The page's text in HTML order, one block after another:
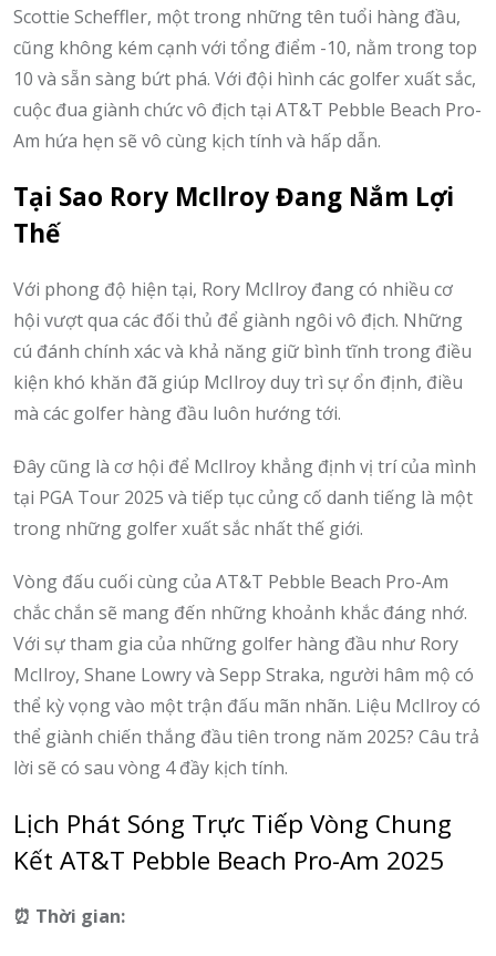
Scottie Scheffler, một trong những tên tuổi hàng đầu,
cũng không kém cạnh với tổng điểm -10, nằm trong top
10 và sẵn sàng bứt phá. Với đội hình các golfer xuất sắc,
cuộc đua giành chức vô địch tại AT&T Pebble Beach Pro-
Am hứa hẹn sẽ vô cùng kịch tính và hấp dẫn.
Tại Sao Rory McIlroy Đang Nắm Lợi
Thế
Với phong độ hiện tại, Rory McIlroy đang có nhiều cơ
hội vượt qua các đối thủ để giành ngôi vô địch. Những
cú đánh chính xác và khả năng giữ bình tĩnh trong điều
kiện khó khăn đã giúp McIlroy duy trì sự ổn định, điều
mà các golfer hàng đầu luôn hướng tới.
Đây cũng là cơ hội để McIlroy khẳng định vị trí của mình
tại PGA Tour 2025 và tiếp tục củng cố danh tiếng là một
trong những golfer xuất sắc nhất thế giới.
Vòng đấu cuối cùng của AT&T Pebble Beach Pro-Am
chắc chắn sẽ mang đến những khoảnh khắc đáng nhớ.
Với sự tham gia của những golfer hàng đầu như Rory
McIlroy, Shane Lowry và Sepp Straka, người hâm mộ có
thể kỳ vọng vào một trận đấu mãn nhãn. Liệu McIlroy có
thể giành chiến thắng đầu tiên trong năm 2025? Câu trả
lời sẽ có sau vòng 4 đầy kịch tính.
Lịch Phát Sóng Trực Tiếp Vòng Chung
Kết AT&T Pebble Beach Pro-Am 2025
⏰ Thời gian: